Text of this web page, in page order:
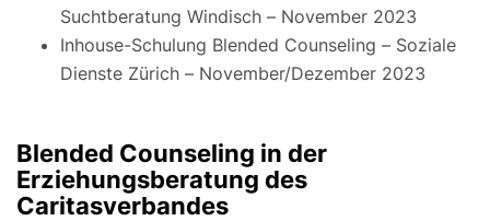
Suchtberatung Windisch – November 2023
Inhouse-Schulung Blended Counseling – Soziale
Dienste Zürich – November/Dezember 2023
Blended Counseling in der
Erziehungsberatung des
Caritasverbandes